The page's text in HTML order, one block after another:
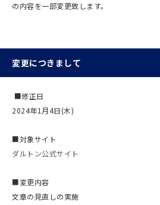
の内容を一部変更致します。
変更につきまして
■修正日
2024年1月4日(木)
■対象サイト
ダルトン公式サイト
■変更内容
文章の見直しの実施